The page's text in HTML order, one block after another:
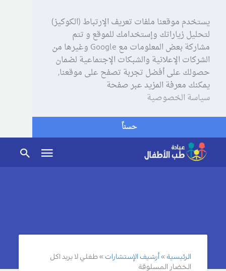
يستخدم موقعنا ملفات تعريف الإرتباط (الكوكيز)
لتحليل زياراتك وإستخدامك للموقع و تتم
مشاركة بعض المعلومات مع Google وغيرها من
الشركات الإعلانية والشبكات الإجتماعية لضمان
حصولك على أفضل تجربة تصفح على موقعنا,
يمكنك معرفة المزيد عبر صفحة
سياسة الخصوصية
حسناً
الرئيسية أرشيف الإستشارات
طفلي لا يريد اكل
الخضار المسلوقة